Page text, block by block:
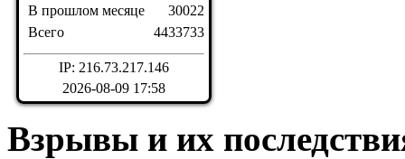
В прошлом месяце
Всего
30022
4433733
IP: 216.73.217.146
2026-08-09 17:58
Взрывы и их